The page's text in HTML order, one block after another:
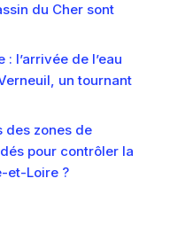
du Cher sont
: l’arrivée de l’eau
un tournant
des zones de
pour contrôler la
et-Loire ?